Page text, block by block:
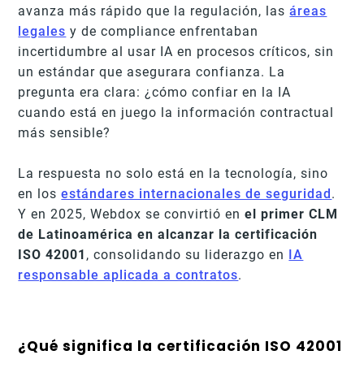
avanza más rápido que la regulación, lasáreas
legales y de compliance enfrentaban
incertidumbre al usar IA en procesos críticos, sin
un estándar que asegurara confianza. La
pregunta era clara: ¿cómo confiar en la IA
cuando está en juego la información contractual
más sensible?
La respuesta no solo está en la tecnología, sino
en losestándares internacionales de seguridad.
Y en 2025, Webdox se convirtió enel primer CLM
de Latinoamérica en alcanzar la certificación
ISO 42001 , consolidando su liderazgo en IA
responsable aplicada a contratos.
¿Qué significa la certificación ISO 42001